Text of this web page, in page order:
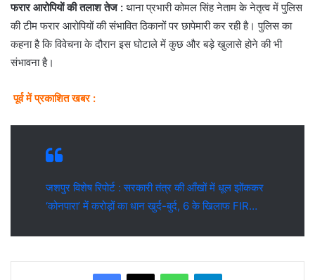
फरार आरोपियों की तलाश तेज : थाना प्रभारी कोमल सिंह नेताम के नेतृत्व में पुलिस
की टीम फरार आरोपियों की संभावित ठिकानों पर छापेमारी कर रही है। पुलिस का
कहना है कि विवेचना के दौरान इस घोटाले में कुछ और बड़े खुलासे होने की भी
संभावना है।
पूर्व में प्रकाशित खबर :
जशपुर विशेष रिपोर्ट : सरकारी तंत्र की आँखों में धूल झोंककर
‘कोनपारा’ में करोड़ों का धान खुर्द-बुर्द, 6 के खिलाफ FIR…
WhatsAppTelegram